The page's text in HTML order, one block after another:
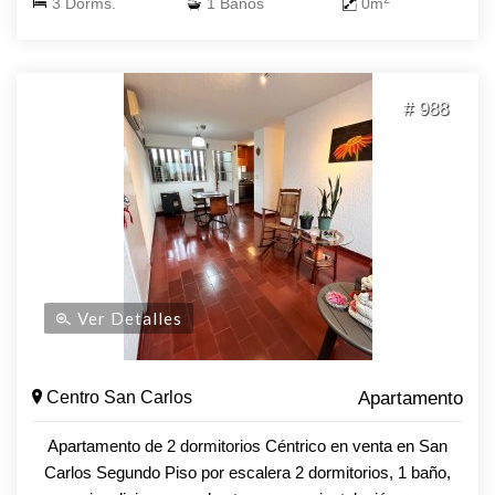
Estacionamiento cerrado (no exclusivo), parrillero, Salón de
consulta con nuestros asesores!
# 988
Ver Detalles
Centro San Carlos Apartamento
Apartamento de 2 dormitorios Céntrico en venta en San
Carlos Segundo Piso por escalera 2 dormitorios, 1 baño,